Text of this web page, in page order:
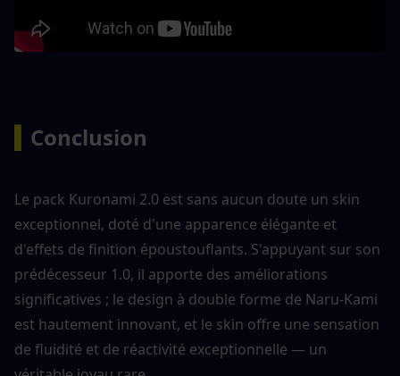
Conclusion
Le pack Kuronami 2.0 est sans aucun doute un skin
exceptionnel, doté d'une apparence élégante et
d'effets de finition époustouflants. S'appuyant sur son
prédécesseur 1.0, il apporte des améliorations
significatives ; le design à double forme de Naru-Kami
est hautement innovant, et le skin offre une sensation
de fluidité et de réactivité exceptionnelle — un